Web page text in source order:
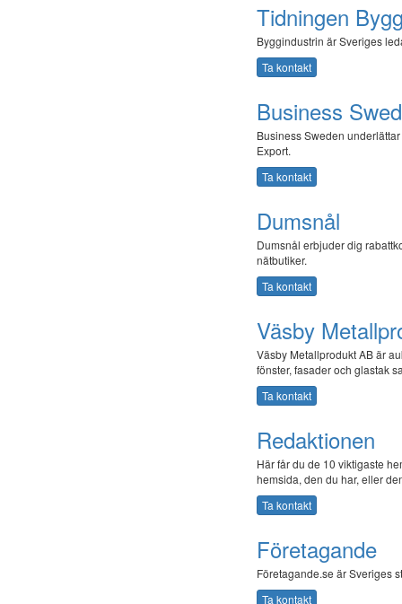
Tidningen
Byggindustrin är Sveriges
Ta kontakt
Business
Business Sweden
Export.
Ta kontakt
Dumsnål
Dumsnål erbjuder dig
nätbutiker.
Ta kontakt
Väsby
Väsby Metallprodukt AB är
fönster, fasader och glastak
Ta kontakt
Redaktionen
Här får du de 10 viktigaste
hemsida, den du har, eller
Ta kontakt
Företagande
Företagande.se är Sveriges
Ta kontakt